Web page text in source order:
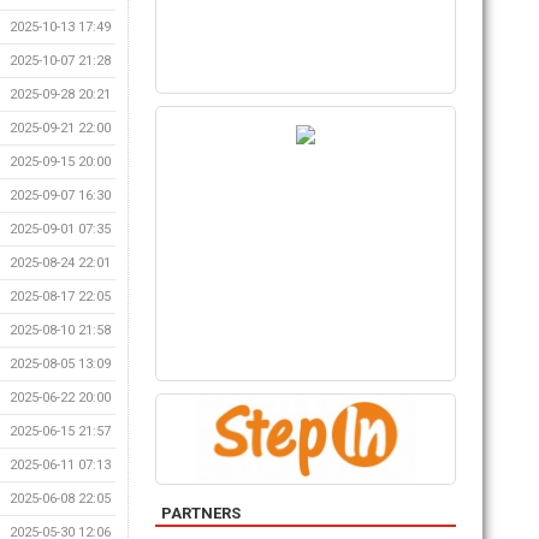
2025-10-13 17:49
2025-10-07 21:28
2025-09-28 20:21
2025-09-21 22:00
2025-09-15 20:00
2025-09-07 16:30
2025-09-01 07:35
2025-08-24 22:01
2025-08-17 22:05
2025-08-10 21:58
2025-08-05 13:09
2025-06-22 20:00
2025-06-15 21:57
2025-06-11 07:13
2025-06-08 22:05
2025-05-30 12:06
PARTNERS